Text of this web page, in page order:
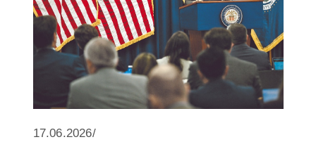
17.06.2026/